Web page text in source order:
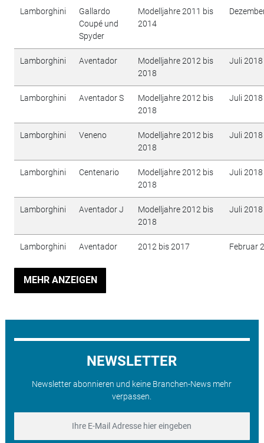
Lamborghini
Gallardo
Coupé und
Spyder
Modelljahre 2011 bis
2014
Lamborghini Aventador
Modelljahre 2012 bis
2018
Juli 2018
Lamborghini Aventador S
Modelljahre 2012 bis
2018
Juli 2018
Lamborghini Veneno
Modelljahre 2012 bis
2018
Juli 2018
Lamborghini Centenario
Modelljahre 2012 bis
2018
Juli 2018
Lamborghini Aventador J
Modelljahre 2012 bis
2018
Juli 2018
Lamborghini Aventador 2012 bis 2017 Februar
MEHR ANZEIGEN
NEWSLETTER
Newsletter abonnieren und keine Branchen-News mehr
verpassen.